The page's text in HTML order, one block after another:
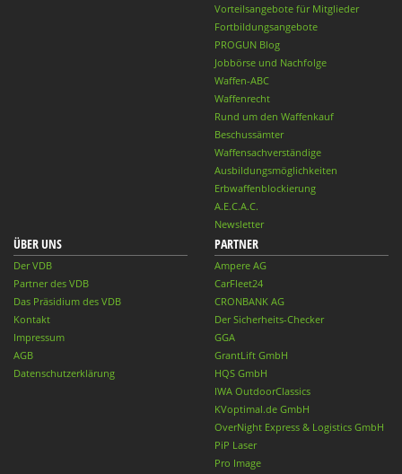
Vorteilsangebote für Mitglieder
Fortbildungsangebote
PROGUN Blog
Jobbörse und Nachfolge
Waffen-ABC
Waffenrecht
Rund um den Waffenkauf
Beschussämter
Waffensachverständige
Ausbildungsmöglichkeiten
Erbwaffenblockierung
A.E.C.A.C.
Newsletter
ÜBER UNS
Der VDB
Partner des VDB
Das Präsidium des VDB
Kontakt
Impressum
AGB
Datenschutzerklärung
PARTNER
Ampere AG
CarFleet24
CRONBANK AG
Der Sicherheits-Checker
GGA
GrantLift GmbH
HQS GmbH
IWA OutdoorClassics
KVoptimal.de GmbH
OverNight Express & Logistics GmbH
PiP Laser
Pro Image